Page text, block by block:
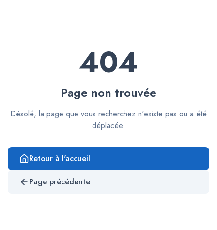
404
Page non trouvée
Désolé, la page que vous recherchez n'existe pas ou a été
déplacée.
Retour à l'accueil
Page précédente